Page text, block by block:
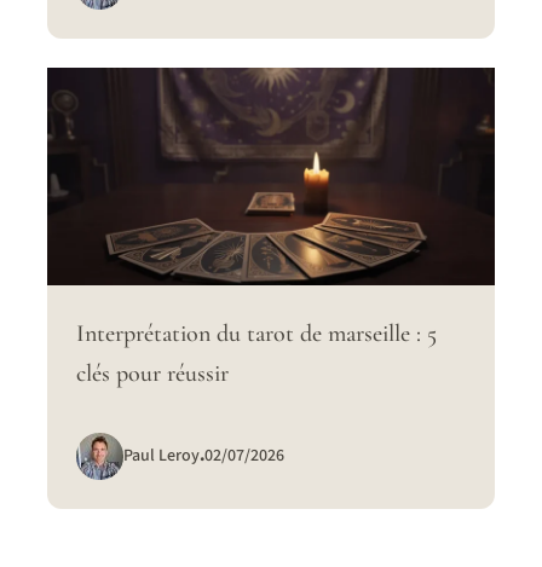
Interprétation du tarot de marseille : 5
clés pour réussir
Paul Leroy.02/07/2026